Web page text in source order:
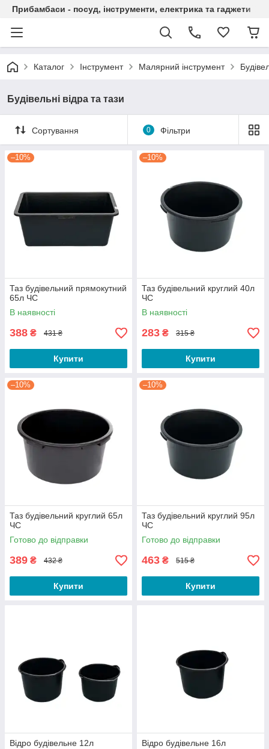
Прибамбаси - посуд, інструменти, електрика та гаджети
Каталог Інструмент Малярний інструмент
Будівельні відра та тази
Сортування 0 Фільтри
–10%
Таз будівельний прямокутний
65л ЧС
В наявності
388 ₴ 431 ₴
Купити
–10%
Таз будівельний круглий 40л
ЧС
В наявності
283 ₴ 315 ₴
Купити
–10%
Таз будівельний круглий 65л
ЧС
Готово до відправки
389 ₴ 432 ₴
Купити
–10%
Таз будівельний круглий 95л
ЧС
Готово до відправки
463 ₴ 515 ₴
Купити
Відро будівельне 12л
Відро будівельне 16л